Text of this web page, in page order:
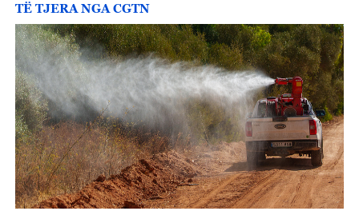
TË TJERA NGA CGTN